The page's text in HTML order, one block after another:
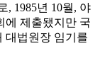
, 1985년 10월, 야
에 제출됐지만 국
대법원장 임기를